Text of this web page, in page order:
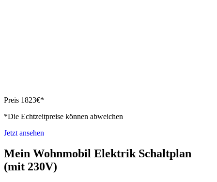
Preis 1823€*
*Die Echtzeitpreise können abweichen
Jetzt ansehen
Mein Wohnmobil Elektrik Schaltplan
(mit 230V)